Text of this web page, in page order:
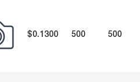
$0.1300 500 500